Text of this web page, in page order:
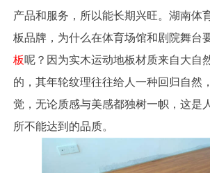
产品和服务，所以能长期兴旺。湖南体
板品牌，为什么在体育场馆和剧院舞台
板呢？因为实木运动地板材质来自大自
的，其年轮纹理往往给人一种回归自然
觉，无论质感与美感都独树一帜，这是
所不能达到的品质。